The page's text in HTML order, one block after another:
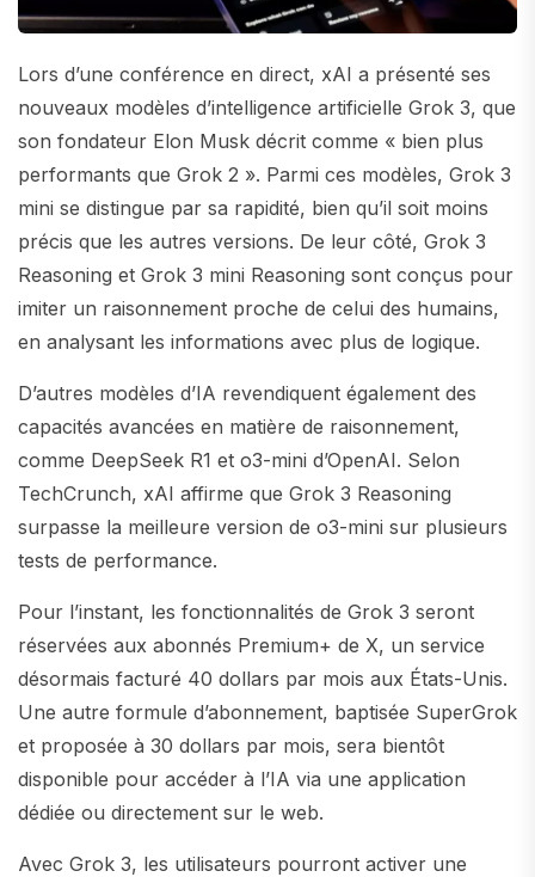
Lors d’une conférence en direct, xAI a présenté ses
nouveaux modèles d’intelligence artificielle Grok 3, que
son fondateur Elon Musk décrit comme « bien plus
performants que Grok 2 ». Parmi ces modèles, Grok 3
mini se distingue par sa rapidité, bien qu’il soit moins
précis que les autres versions. De leur côté, Grok 3
Reasoning et Grok 3 mini Reasoning sont conçus pour
imiter un raisonnement proche de celui des humains,
en analysant les informations avec plus de logique.
D’autres modèles d’IA revendiquent également des
capacités avancées en matière de raisonnement,
comme DeepSeek R1 et o3-mini d’OpenAI. Selon
TechCrunch, xAI affirme que Grok 3 Reasoning
surpasse la meilleure version de o3-mini sur plusieurs
tests de performance.
Pour l’instant, les fonctionnalités de Grok 3 seront
réservées aux abonnés Premium+ de X, un service
désormais facturé 40 dollars par mois aux États-Unis.
Une autre formule d’abonnement, baptisée SuperGrok
et proposée à 30 dollars par mois, sera bientôt
disponible pour accéder à l’IA via une application
dédiée ou directement sur le web.
Avec Grok 3, les utilisateurs pourront activer une